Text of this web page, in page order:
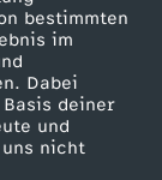
bestimmten
im
Dabei
deiner
und
nicht